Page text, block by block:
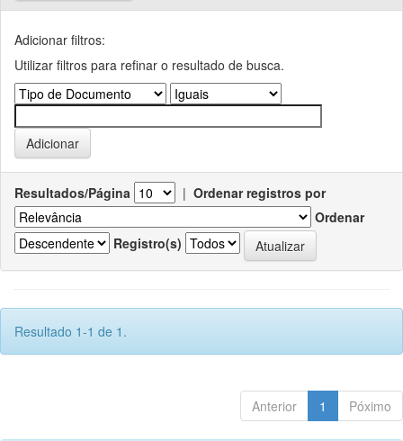
Adicionar filtros:
Utilizar filtros para refinar o resultado de busca.
Resultados/Página | Ordenar registros por
Ordenar
Registro(s)
Resultado 1-1 de 1.
Anterior 1 Póximo